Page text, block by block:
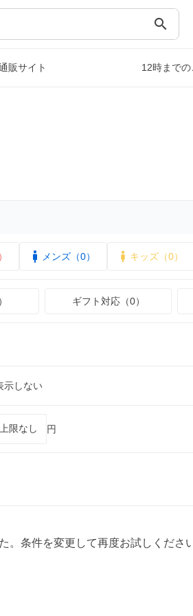
search
販サイト 12時まで
メンズ（0） キッズ（0）
ギフト対応（0）
示しない
円
。条件を変更して再度お試しください